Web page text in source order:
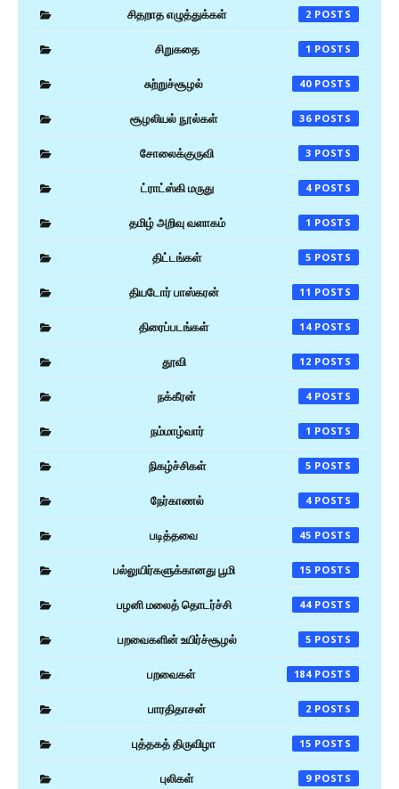
சிதறாத எழுத்துக்கள் 2
சிறுகதை 1
சுற்றுச்சூழல் 40
சூழலியல் நூல்கள் 36
சோலைக்குருவி 3
ட்ராட்ஸ்கி மருது 4
தமிழ் அறிவு வளாகம் 1
திட்டங்கள் 5
தியடோர் பாஸ்கரன் 11
திரைப்படங்கள் 14
தூவி 12
நக்கீரன் 4
நம்மாழ்வார் 1
நிகழ்ச்சிகள் 5
நேர்காணல் 4
படித்தவை 45
பல்லுயிர்களுக்கானது பூமி 15
பழனி மலைத் தொடர்ச்சி 44
பறவைகளின் உயிர்ச்சூழல் 5
பறவைகள் 184
பாரதிதாசன் 2
புத்தகத் திருவிழா 15
புலிகள் 9